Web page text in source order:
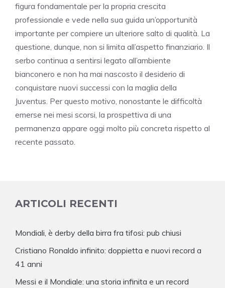
figura fondamentale per la propria crescita
professionale e vede nella sua guida un’opportunità
importante per compiere un ulteriore salto di qualità. La
questione, dunque, non si limita all’aspetto finanziario. Il
serbo continua a sentirsi legato all’ambiente
bianconero e non ha mai nascosto il desiderio di
conquistare nuovi successi con la maglia della
Juventus. Per questo motivo, nonostante le difficoltà
emerse nei mesi scorsi, la prospettiva di una
permanenza appare oggi molto più concreta rispetto al
recente passato.
ARTICOLI RECENTI
Mondiali, è derby della birra fra tifosi: pub chiusi
Cristiano Ronaldo infinito: doppietta e nuovi record a
41 anni
Messi e il Mondiale: una storia infinita e un record